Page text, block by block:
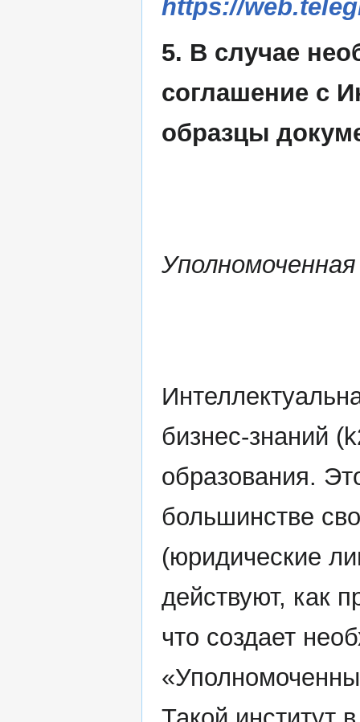
https://
5. В случае
соглашение с
образцы
бизнес-знаний
образования.
большинстве
(юридические
действуют, как
что создает